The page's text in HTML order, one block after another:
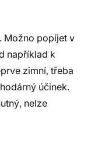
Možno popíjet v
například k
zimní, třeba
účinek.
nelze